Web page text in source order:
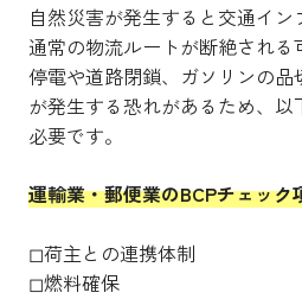
自然災害が発生すると交通イン
通常の物流ルートが断絶され
停電や道路閉鎖、ガソリンの
が発生する恐れがあるため、
必要です。
運輸業・郵便業のBCPチェック
◻︎荷主との連携体制
◻︎燃料確保